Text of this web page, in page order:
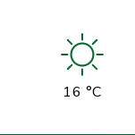
16 °C